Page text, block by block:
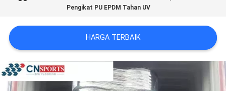
Pengikat PU EPDM Tahan UV
HARGA TERBAIK